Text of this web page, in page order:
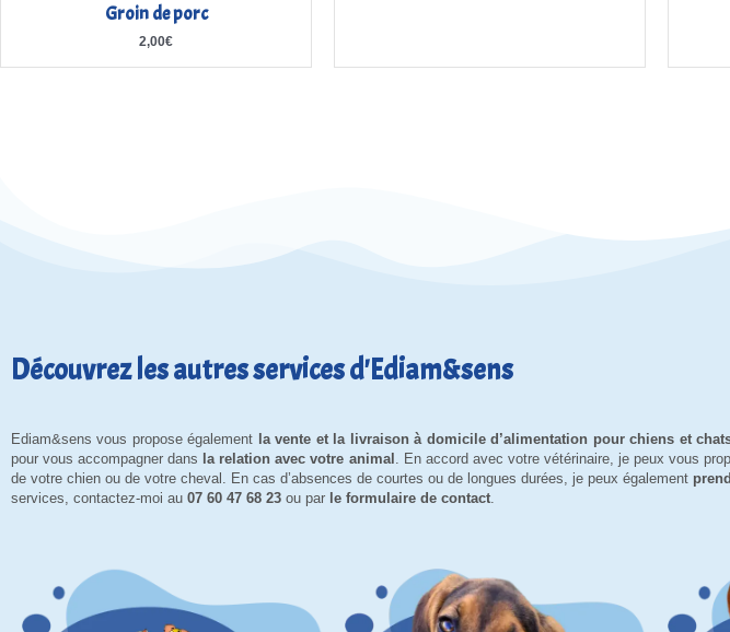
Groin de porc
2,00€
Découvrez les autres services d'Ediam&sens
Ediam&sens vous propose également la vente et la livraison à domicile d’alimentation pour chiens et
pour vous accompagner dans la relation avec votre animal . En accord avec votre vétérinaire, je peux vous
de votre chien ou de votre cheval. En cas d’absences de courtes ou de longues durées, je peux également
services, contactez-moi au 07 60 47 68 23 ou par le formulaire de contact.